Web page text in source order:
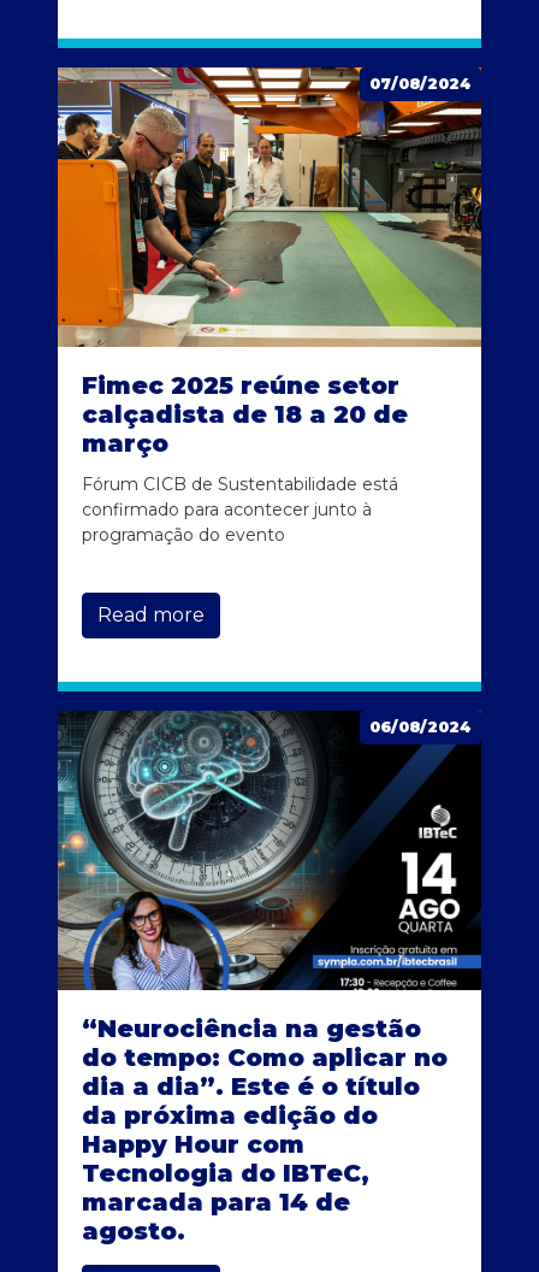
07/08/2024
Fimec 2025 reúne setor
calçadista de 18 a 20 de
março
Fórum CICB de Sustentabilidade está
confirmado para acontecer junto à
programação do evento
Read more
06/08/2024
“Neurociência na gestão
do tempo: Como aplicar no
dia a dia”. Este é o título
da próxima edição do
Happy Hour com
Tecnologia do IBTeC,
marcada para 14 de
agosto.